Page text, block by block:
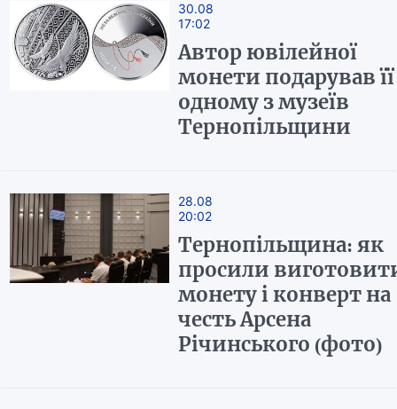
30.08
17:02
Автор ювілейної
монети подарував її
одному з музеїв
Тернопільщини
28.08
20:02
Тернопільщина: як
просили
монету і конверт на
честь Арсена
Річинського (фото)